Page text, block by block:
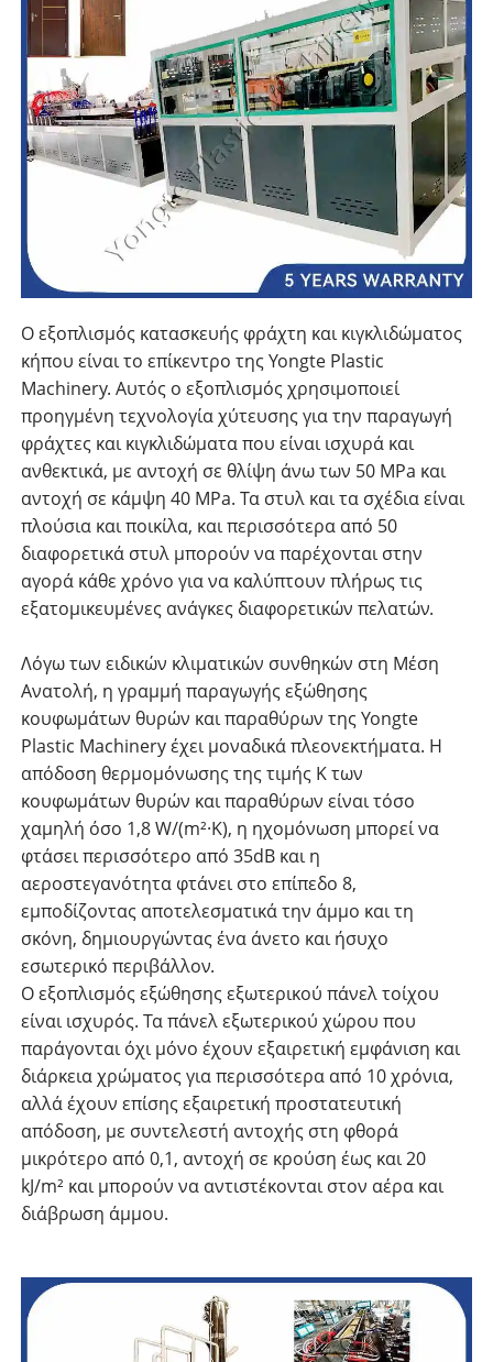
Ο εξοπλισμός κατασκευής φράχτη και κιγκλιδώματος
κήπου είναι το επίκεντρο της Yongte Plastic
Machinery. Αυτός ο εξοπλισμός χρησιμοποιεί
προηγμένη τεχνολογία χύτευσης για την παραγωγή
φράχτες και κιγκλιδώματα που είναι ισχυρά και
ανθεκτικά, με αντοχή σε θλίψη άνω των 50 MPa και
αντοχή σε κάμψη 40 MPa. Τα στυλ και τα σχέδια είναι
πλούσια και ποικίλα, και περισσότερα από 50
διαφορετικά στυλ μπορούν να παρέχονται στην
αγορά κάθε χρόνο για να καλύπτουν πλήρως τις
εξατομικευμένες ανάγκες διαφορετικών πελατών.
Λόγω των ειδικών κλιματικών συνθηκών στη Μέση
Ανατολή, η γραμμή παραγωγής εξώθησης
κουφωμάτων θυρών και παραθύρων της Yongte
Plastic Machinery έχει μοναδικά πλεονεκτήματα. Η
απόδοση θερμομόνωσης της τιμής K των
κουφωμάτων θυρών και παραθύρων είναι τόσο
χαμηλή όσο 1,8 W/(m²·K), η ηχομόνωση μπορεί να
φτάσει περισσότερο από 35dB και η
αεροστεγανότητα φτάνει στο επίπεδο 8,
εμποδίζοντας αποτελεσματικά την άμμο και τη
σκόνη, δημιουργώντας ένα άνετο και ήσυχο
εσωτερικό περιβάλλον.
Ο εξοπλισμός εξώθησης εξωτερικού πάνελ τοίχου
είναι ισχυρός. Τα πάνελ εξωτερικού χώρου που
παράγονται όχι μόνο έχουν εξαιρετική εμφάνιση και
διάρκεια χρώματος για περισσότερα από 10 χρόνια,
αλλά έχουν επίσης εξαιρετική προστατευτική
απόδοση, με συντελεστή αντοχής στη φθορά
μικρότερο από 0,1, αντοχή σε κρούση έως και 20
kJ/m² και μπορούν να αντιστέκονται στον αέρα και
διάβρωση άμμου.